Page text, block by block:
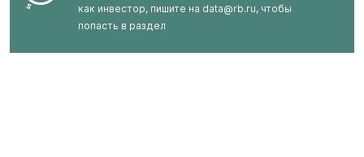
как инвестор, пишите на data@rb.ru, чтобы
попасть в раздел